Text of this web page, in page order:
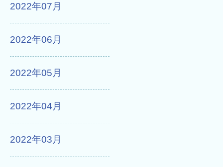
2022年07月
2022年06月
2022年05月
2022年04月
2022年03月